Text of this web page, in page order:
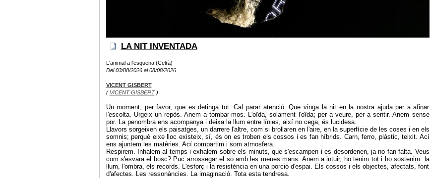
LA NIT INVENTADA
L'animal a l'esquena (Celrà)
Del 03/08/2026 al 08/08/2026
VICENT GISBERT
( VICENT GISBERT)
Un moment, per favor, que es detinga tot. Cal parar atenció. Que vinga la nit en la nostra ajuda per a afinar
l'escolta. Urgeix un repòs. Anem a tombar-mos. L'oïda, solament l'oïda; per a veure, per a sentir. Anem sense
por. La penombra ens acompanya i deixa la llum entre línies, així no cega, és lucidesa.
Llavors sorgeixen els paisatges, un darrere l'altre, com si brollaren en l'aire, en la superfície de les coses i en els
somnis; perquè eixe lloc existeix, sí, és on es troben els cossos i es fan híbrids. Carn, ferro, plàstic, teixit. Ací
ens ajuntem les matèries. Ací compartim i som atmosfera.
Respirem. Inhalem al temps i exhalem sobre els minuts, que s'escampen i es desordenen, ja no fan falta. Veus
com s'esvara el bosc? Puc arrossegar el so amb les meues mans. Anem a intuir, ho tenim tot i ho sostenim: la
llum, l'ombra, els records. L'esforç i la resistència en una porció d'espai. Els cossos i els objectes, afectats, font
d'afectes. Les ressonàncies. La imaginació. Tota esta tendresa.